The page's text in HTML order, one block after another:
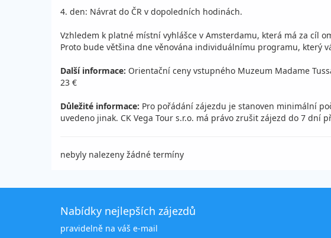
4. den: Návrat do ČR v dopoledních hodinách.
Vzhledem k platné místní vyhlášce v Amsterdamu, která má za cíl
Proto bude většina dne věnována individuálnímu programu, který
Další informace: Orientační ceny vstupného Muzeum Madame
23 €
Důležité informace: Pro pořádání zájezdu je stanoven minimální
uvedeno jinak. CK Vega Tour s.r.o. má právo zrušit zájezd do 7
nebyly nalezeny žádné termíny
Nabídky nejlepších zájezdů
pravidelně na váš e-mail